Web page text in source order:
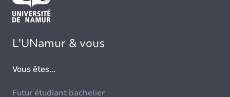
L'UNamur & vous
Vous êtes...
Futur étudiant bachelier